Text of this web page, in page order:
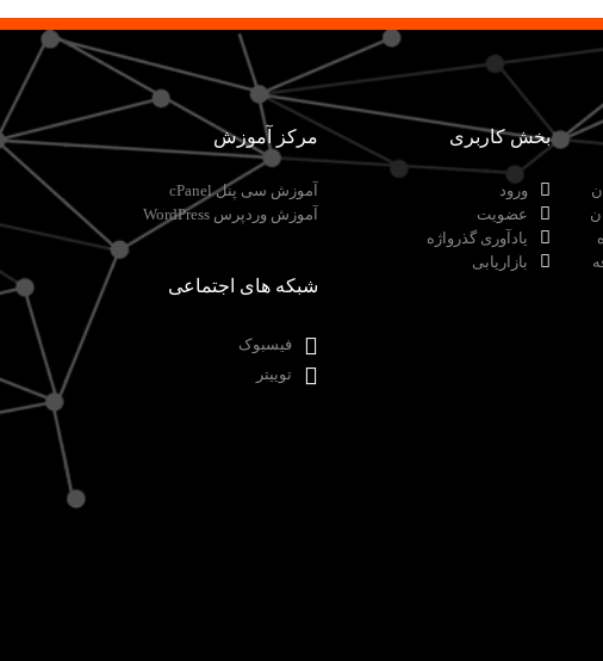
بخش کاربری
ورود
عضویت
یادآوری گذرواژه
بازاریابی
مرکز آموزش
آموزش سی پنل cPanel
آموزش وردپرس WordPress
شبکه های اجتماعی
فیسبوک
توییتر